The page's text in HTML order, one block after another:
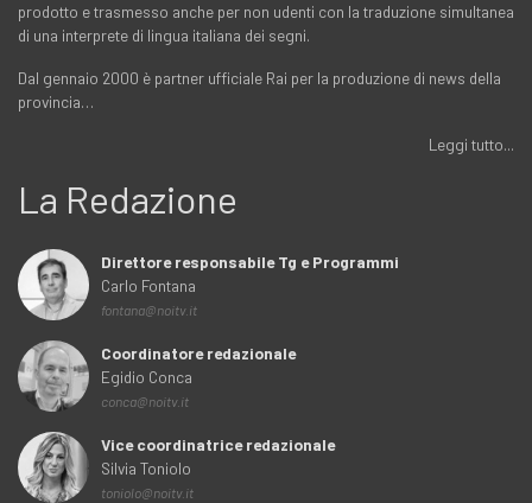
prodotto e trasmesso anche per non udenti con la traduzione simultanea
di una interprete di lingua italiana dei segni.
Dal gennaio 2000 è partner ufficiale Rai per la produzione di news della
provincia…
Leggi tutto...
La Redazione
Direttore responsabile Tg e Programmi
Carlo Fontana
fontana@noitv.it
Coordinatore redazionale
Egidio Conca
conca@noitv.it
Vice coordinatrice redazionale
Silvia Toniolo
toniolo@noitv.it